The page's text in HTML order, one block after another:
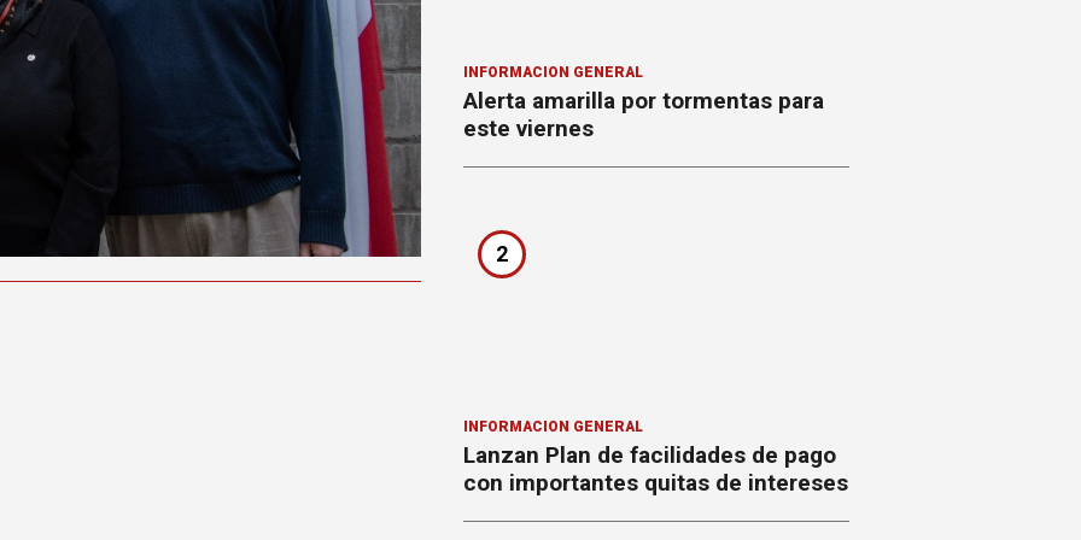
INFORMACION GENERAL
Alerta amarilla por tormentas para
este viernes
2
INFORMACION GENERAL
Lanzan Plan de facilidades de pago
con importantes quitas de intereses